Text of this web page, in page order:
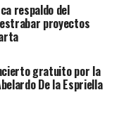
respaldo del
proyectos
gratuito por la
De la Espriella